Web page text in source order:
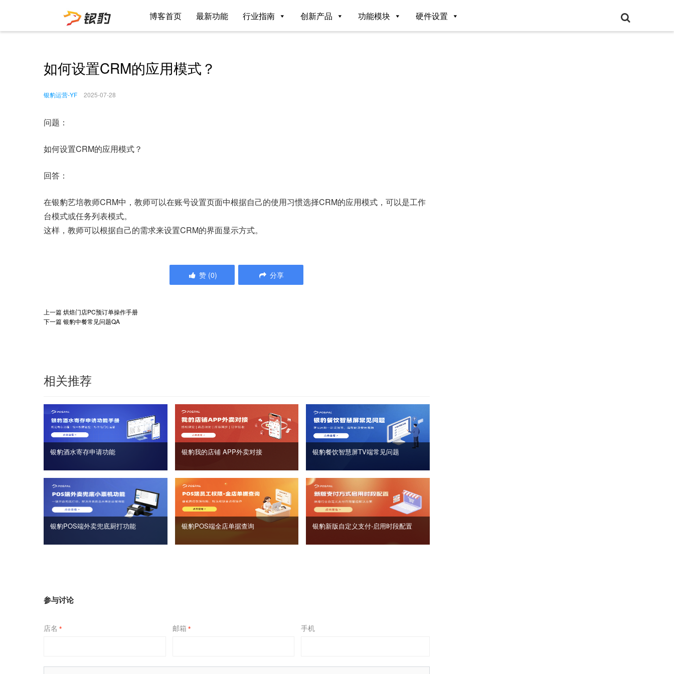
博客首页 最新功能 行业指南 创新产品 功能模块 硬件设置
如何设置CRM的应用模式？
银豹运营-YF 2025-07-28
问题：
如何设置CRM的应用模式？
回答：
在银豹艺培教师CRM中，教师可以在账号设置页面中根据自己的使用习惯选择CRM的应用模式，可以是工作
台模式或任务列表模式。
这样，教师可以根据自己的需求来设置CRM的界面显示方式。
赞 (0) 分享
上一篇烘焙门店PC预订单操作手册
下一篇银豹中餐常见问题QA
相关推荐
银豹酒水寄存申请功能 银豹我的店铺 APP外卖对接 银豹餐饮智慧屏TV端常见问题
银豹POS端外卖兜底厨打功能 银豹POS端全店单据查询 银豹新版自定义支付‑启用时段配置
参与讨论
店名 * 邮箱 * 手机